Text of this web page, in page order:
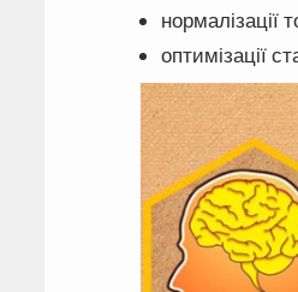
нормалізації
оптимізації